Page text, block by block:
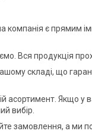
компанія є прямим
Вся продукція
складі, що
асортимент. Якщо у
вибір.
замовлення, а ми